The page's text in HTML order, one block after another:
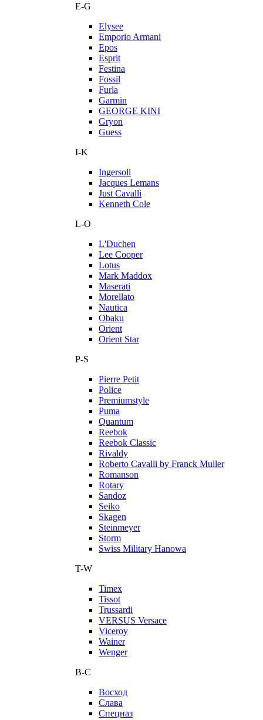
E-G
Elysee
Emporio Armani
Epos
Esprit
Festina
Fossil
Furla
Garmin
GEORGE KINI
Gryon
Guess
I-K
Ingersoll
Jacques Lemans
Just Cavalli
Kenneth Cole
L-O
L'Duchen
Lee Cooper
Lotus
Mark Maddox
Maserati
Morellato
Nautica
Obaku
Orient
Orient Star
P-S
Pierre Petit
Police
Premiumstyle
Puma
Quantum
Reebok
Reebok Classic
Rivaldy
Roberto Cavalli by Franck Muller
Romanson
Rotary
Sandoz
Seiko
Skagen
Steinmeyer
Storm
Swiss Military Hanowa
T-W
Timex
Tissot
Trussardi
VERSUS Versace
Viceroy
Wainer
Wenger
В-С
Восход
Слава
Спецназ